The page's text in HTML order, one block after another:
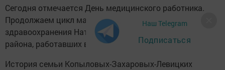
Сегодня отмечается День медицинского работника.
Продолжаем цикл материалов отличника
здравоохранения Натальи Ксенофонтовой о медиках
района, работавших в прошлом столетии.
История семьи Копыловых-Захаровых-Левицких
Наш Telegram
Подписаться